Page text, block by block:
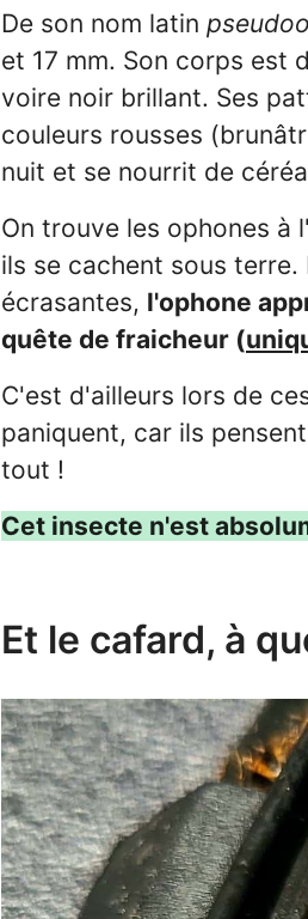
De son nom latin
et 17 mm. Son corps est
voire noir brillant. Ses
couleurs rousses
nuit et se nourrit de
On trouve les ophones à
ils se cachent sous
écrasantes, l'ophone
quête de fraicheur (
C'est d'ailleurs lors de
paniquent, car ils
tout !
Cet insecte n'est
Et le cafard, à